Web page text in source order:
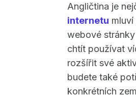
Angličtina je
internetu
webové
chtít používat
rozšířit své
budete také
konkrétních